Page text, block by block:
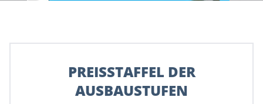
PREISSTAFFEL DER
AUSBAUSTUFEN